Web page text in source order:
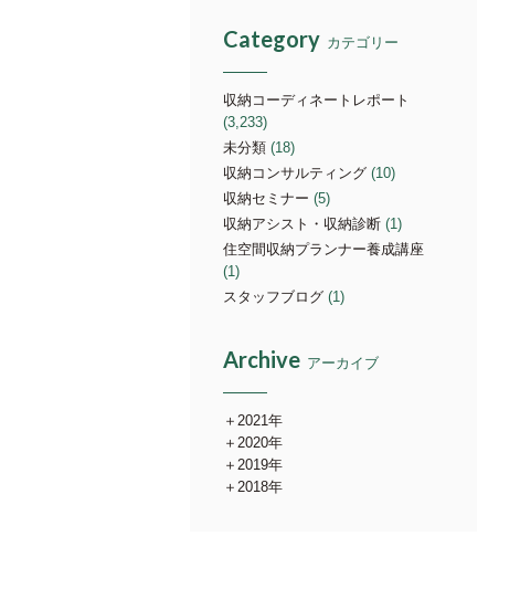
Category カテゴリー
収納コーディネートレポート
(3,233)
未分類 (18)
収納コンサルティング (10)
収納セミナー (5)
収納アシスト・収納診断 (1)
住空間収納プランナー養成講座
(1)
スタッフブログ (1)
Archive アーカイブ
2021年
2020年
2019年
2018年